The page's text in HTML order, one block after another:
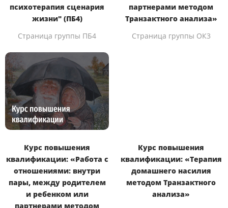
психотерапия сценария
жизни" (ПБ4)
Страница группы ПБ4
партнерами методом
Транзактного анализа»
Страница группы ОК3
Курс повышения
квалификации: «Работа с
отношениями: внутри
пары, между родителем
и ребенком или
партнерами методом
Курс повышения
квалификации: «Терапия
домашнего насилия
методом Транзактного
анализа»